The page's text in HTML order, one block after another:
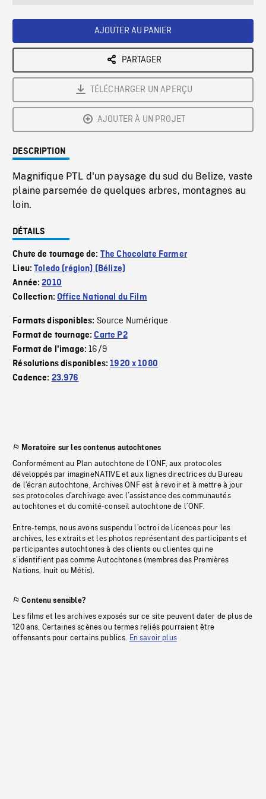
AJOUTER AU PANIER
PARTAGER
TÉLÉCHARGER UN APERÇU
AJOUTER À UN PROJET
DESCRIPTION
Magnifique PTL d'un paysage du sud du Belize, vaste
plaine parsemée de quelques arbres, montagnes au
loin.
DÉTAILS
Chute de tournage de: The Chocolate Farmer
Lieu:Toledo (région) (Bélize)
Année:2010
Collection:Office National du Film
Formats disponibles: Source Numérique
Format de tournage:Carte P2
Format de l'image:16/9
Résolutions disponibles:1920 x 1080
Cadence: 23.976
Moratoire sur les contenus autochtones
Conformément au Plan autochtone de l’ONF, aux protocoles
développés par imagineNATIVE et aux lignes directrices du Bureau
de l’écran autochtone, Archives ONF est à revoir et à mettre à jour
ses protocoles d’archivage avec l’assistance des communautés
autochtones et du comité-conseil autochtone de l’ONF.
Entre-temps, nous avons suspendu l’octroi de licences pour les
archives, les extraits et les photos représentant des participants et
participantes autochtones à des clients ou clientes qui ne
s’identifient pas comme Autochtones (membres des Premières
Nations, Inuit ou Métis).
Contenu sensible?
Les films et les archives exposés sur ce site peuvent dater de plus de
120 ans. Certaines scènes ou termes reliés pourraient être
offensants pour certains publics. En savoir plus